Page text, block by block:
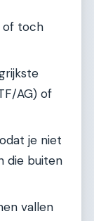
of toch
AG) of
je niet
die buiten
vallen